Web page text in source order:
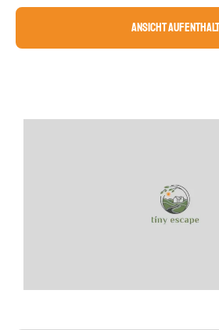
Ansicht Aufenthalt